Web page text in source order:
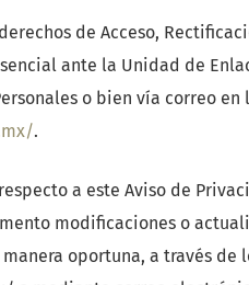
de Acceso,
ante la Unidad de
o bien vía correo en
.
a este Aviso de
modificaciones o
oportuna, a través de